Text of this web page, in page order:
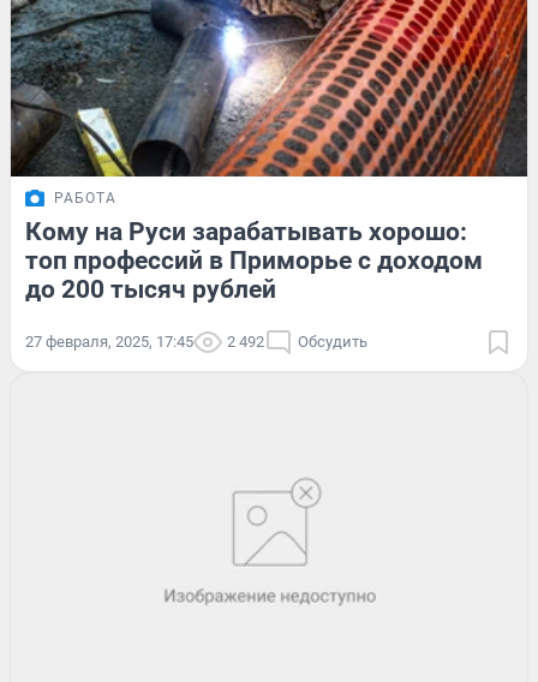
РАБОТА
Кому на Руси зарабатывать хорошо:
топ профессий в Приморье с доходом
до 200 тысяч рублей
27 февраля, 2025, 17:45 2 492 Обсудить